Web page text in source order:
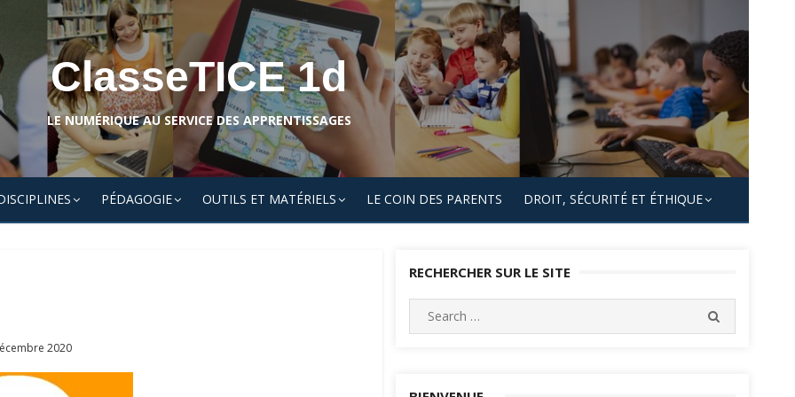
ClasseTICE 1d
LE NUMÉRIQUE AU SERVICE DES APPRENTISSAGES
PÉDAGOGIE OUTILS ET MATÉRIELS LE COIN DES PARENTS DROIT, SÉCURITÉ ET ÉTHIQUE
2020
RECHERCHER SUR LE SITE
Search
for: